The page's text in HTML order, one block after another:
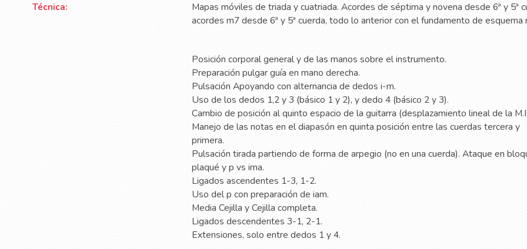
Técnica:
Mapas móviles de triada y cuatriada. Acordes de séptima y novena desde 6ª y 5ª
acordes m7 desde 6ª y 5ª cuerda, todo lo anterior con el fundamento de esquema
Posición corporal general y de las manos sobre el instrumento.
Preparación pulgar guía en mano derecha.
Pulsación Apoyando con alternancia de dedos i-m.
Uso de los dedos 1,2 y 3 (básico 1 y 2), y dedo 4 (básico 2 y 3).
Cambio de posición al quinto espacio de la guitarra (desplazamiento lineal de la
Manejo de las notas en el diapasón en quinta posición entre las cuerdas tercera y
primera.
Pulsación tirada partiendo de forma de arpegio (no en una cuerda). Ataque en
plaqué y p vs ima.
Ligados ascendentes 1-3, 1-2.
Uso del p con preparación de iam.
Media Cejilla y Cejilla completa.
Ligados descendentes 3-1, 2-1.
Extensiones, solo entre dedos 1 y 4.